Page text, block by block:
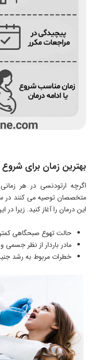
بهترین زمان برای شروع
اگرچه ارتودنسی در هر
این درمان را آغاز کنید. زیرا در
حالت تهوع صبحگاهی
مادر باردار از نظر جسمی
خطرات مربوط به رشد